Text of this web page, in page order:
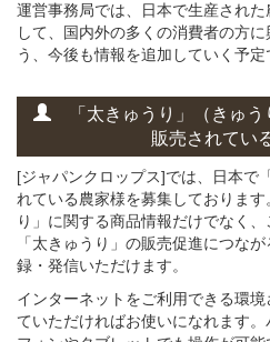
運営事務局では、日本で生産され
して、国内外の多くの消費者の方
う、今後も情報を追加していく予定
「太きゅうり」 （きゅ
販売されてい
[ジャパンクロップス]では、日本で
れている農家様を募集しておりま
り」に関する商品情報だけでなく
「太きゅうり」の販売促進につな
録・発信いただけます。
インターネットをご利用できる環
ていただければお使いになれます